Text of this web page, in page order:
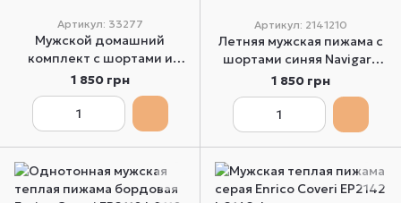
Артикул: 33277
Мужской домашний
комплект с шортами и
футболкой синего цвета
Nottingham 33277 L
1 850 грн
Артикул: 2141210
Летняя мужская пижама с
шортами синяя Navigare
2141210 XL
1 850 грн